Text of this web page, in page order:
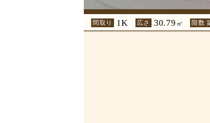
間取り 1K 広さ 30.79 ㎡ 階数